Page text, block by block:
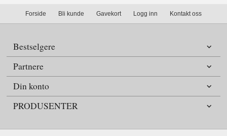
Forside Bli kunde Gavekort Logg inn Kontakt oss
Bestselgere
Partnere
Din konto
PRODUSENTER